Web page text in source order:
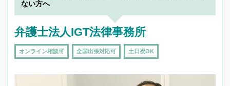
ない方へ
弁護士法人IGT法律事務所
オンライン相談可 全国出張対応可 土日祝OK